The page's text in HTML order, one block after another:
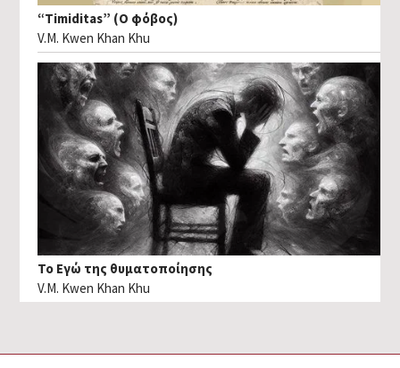
“Timiditas” (Ο φόβος)
V.M. Kwen Khan Khu
Το Εγώ της θυματοποίησης
V.M. Kwen Khan Khu